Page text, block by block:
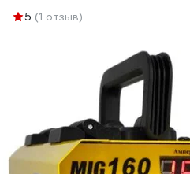
5 (1 отзыв)